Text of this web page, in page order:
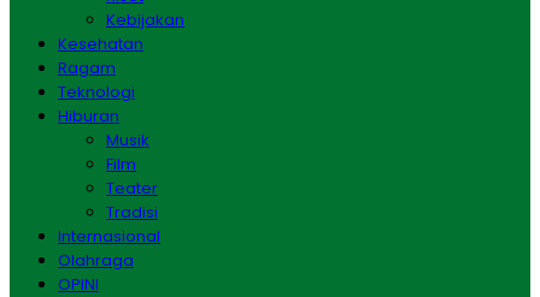
Kebijakan
Kesehatan
Ragam
Teknologi
Hiburan
Musik
Film
Teater
Tradisi
Internasional
Olahraga
OPINI